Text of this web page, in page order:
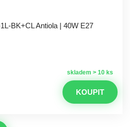
BK+CL Antiola | 40W E27
skladem > 10 ks
KOUPIT